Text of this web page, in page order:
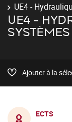
UE4 -
UE4 -
Ajouter à la
ECTS